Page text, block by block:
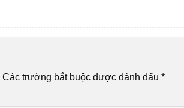
Các trường bắt buộc được đánh dấu *